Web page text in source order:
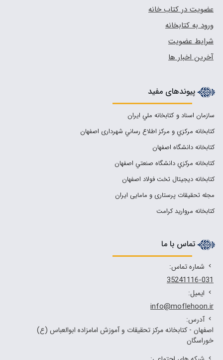
عضویت در کتاب خانه
ورود به کتابخانه
شرایط عضویت
آخرین اخبار ها
پیوندهای مفید
سازمان اسناد و كتابخانه ملي ايران
کتابخانه مركزي و مركز اطلاع رساني شهرداری اصفهان
کتابخانه دانشگاه اصفهان
کتابخانه مرکزي دانشگاه صنعتي اصفهان
کتابخانه دیجیتال تخت فولاد اصفهان
مجله تحقیقات پرستاری و مامایی ایران
کتابخانه مروارید کرامت
تماس با ما
شماره تماس:
35241116-031
ایمیل:
info@moflehoon.ir
آدرس:
اصفهان - كتابخانه مركز تحقیقات و آموزش امامزاده ابوالعباس (ع)
خوراسگان